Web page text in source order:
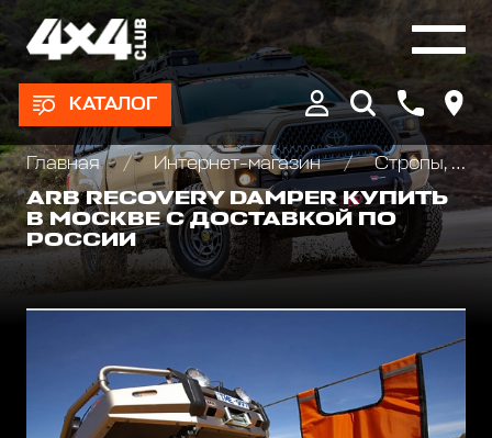
КАТАЛОГ
Главная Интернет-магазин
Стропы, шаклы и аксессуары
ARB RECOVERY DAMPER КУПИТЬ
В МОСКВЕ С ДОСТАВКОЙ ПО
РОССИИ